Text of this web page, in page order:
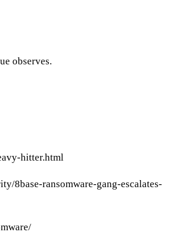
observes.
hitter.html
8base-ransomware-gang-escalates-